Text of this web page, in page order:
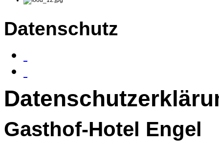
Datenschutz
Gasthof-Hotel Engel